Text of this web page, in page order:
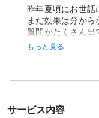
昨年夏頃にお世話
まだ効果は分から
質問がたくさん出
もっと見る
サービス内容